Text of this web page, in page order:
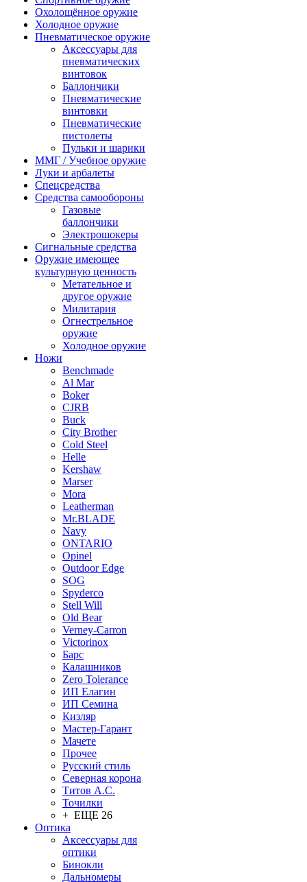
Охолощённое оружие
Холодное оружие
Пневматическое оружие
Аксессуары для
пневматических
винтовок
Баллончики
Пневматические
винтовки
Пневматические
пистолеты
Пульки и шарики
ММГ / Учебное оружие
Луки и арбалеты
Спецсредства
Средства самообороны
Газовые
баллончики
Электрошокеры
Сигнальные средства
Оружие имеющее
культурную ценность
Метательное и
другое оружие
Милитария
Огнестрельное
оружие
Холодное оружие
Ножи
Benchmade
Al Mar
Boker
CJRB
Buck
City Brother
Cold Steel
Helle
Kershaw
Marser
Mora
Leatherman
Mr.BLADE
Navy
ONTARIO
Opinel
Outdoor Edge
SOG
Spyderco
Stell Will
Old Bear
Verney-Carron
Victorinox
Барс
Калашников
Zero Tolerance
ИП Елагин
ИП Семина
Кизляр
Мастер-Гарант
Мачете
Прочее
Русский стиль
Северная корона
Титов А.С.
Точилки
+ ЕЩЕ 26
Оптика
Аксессуары для
оптики
Бинокли
Дальномеры